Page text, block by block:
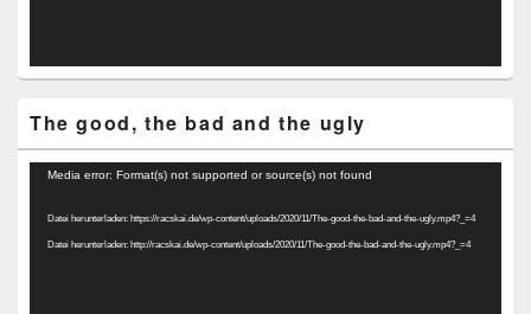
The good, the bad and the ugly
Video-
Media error: Format(s) not supported or source(s) not found
Datei herunterladen: https://racskai.de/wp-content/uploads/2020/11/The-good-the-bad-and-the-ugly.mp4?_=4
Datei herunterladen: http://racskai.de/wp-content/uploads/2020/11/The-good-the-bad-and-the-ugly.mp4?_=4